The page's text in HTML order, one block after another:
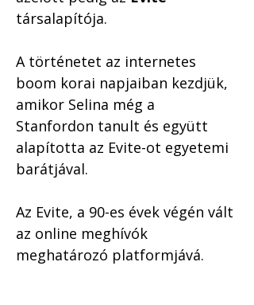
társalapítója.
A történetet az internetes
boom korai napjaiban kezdjük,
amikor Selina még a
Stanfordon tanult és együtt
alapította az Evite-ot egyetemi
barátjával.
Az Evite, a 90-es évek végén vált
az online meghívók
meghatározó platformjává.